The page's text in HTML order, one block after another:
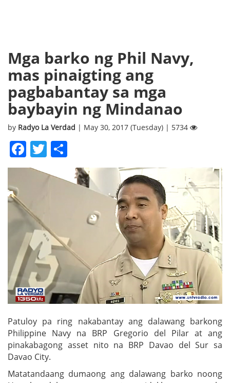
Mga barko ng Phil Navy,
mas pinaigting ang
pagbabantay sa mga
baybayin ng Mindanao
by Radyo La Verdad | May 30, 2017 (Tuesday) | 5734
Facebook
Twitter
Patuloy pa ring nakabantay ang dalawang barkong
Philippine Navy na BRP Gregorio del Pilar at ang
pinakabagong asset nito na BRP Davao del Sur sa
Davao City.
Matatandaang dumaong ang dalawang barko noong